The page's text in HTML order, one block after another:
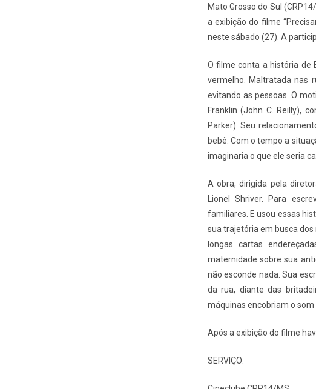
Mato Grosso do Sul
a exibição do filme
neste sábado (27). A
O filme conta a história de
vermelho. Maltratada nas
evitando as pessoas. O
Franklin (John C. Reilly),
Parker). Seu
bebê. Com o tempo a
imaginaria o que ele seria
A obra, dirigida pela
Lionel Shriver. Para
familiares. E usou essas
sua trajetória em busca
longas cartas
maternidade sobre sua
não esconde nada. Sua
da rua, diante das
máquinas encobriam o som
Após a exibição do filme
SERVIÇO: